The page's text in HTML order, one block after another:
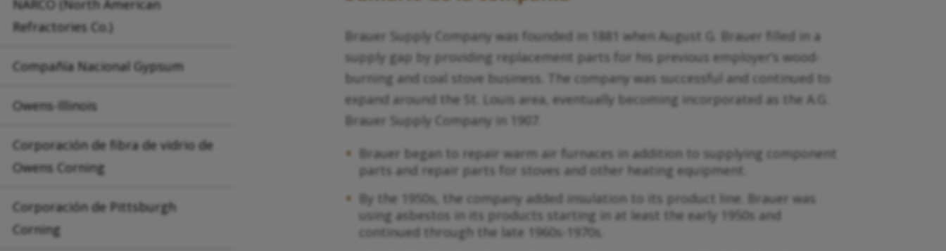
NARCO (North American
Refractories Co.)
Compañía Nacional Gypsum
Owens-Illinois
Corporación de fibra de vidrio de
Owens Corning
Corporación de Pittsburgh
Corning
Brauer Supply Company was founded in 1881 when August G. Brauer filled in a
supply gap by providing replacement parts for his previous employer’s wood-
burning and coal stove business. The company was successful and continued to
expand around the St. Louis area, eventually becoming incorporated as the A.G.
Brauer Supply Company in 1907.
Brauer began to repair warm air furnaces in addition to supplying component
parts and repair parts for stoves and other heating equipment.
By the 1950s, the company added insulation to its product line. Brauer was
using asbestos in its products starting in at least the early 1950s and
continued through the late 1960s-1970s.